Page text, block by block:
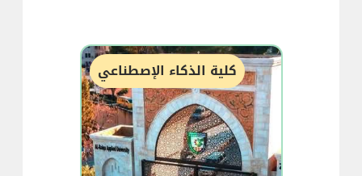
كلية الذكاء الإصطناعي